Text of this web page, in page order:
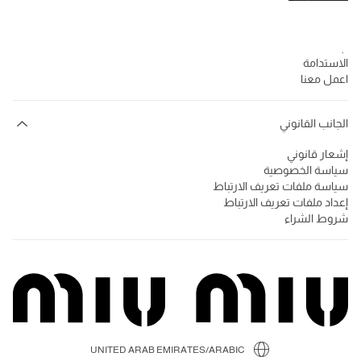
الاستدامة
اعمل معنا
الجانب القانوني
إشعار قانوني
سياسة الخصوصية
سياسة ملفات تعريف الارتباط
إعداد ملفات تعريف الارتباط
شروط الشراء
UNITED ARAB EMIRATES/ARABIC